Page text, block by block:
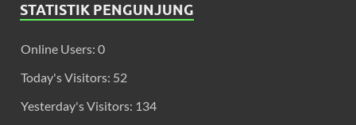
STATISTIK PENGUNJUNG
Online Users: 0
Today's Visitors: 52
Yesterday's Visitors: 134